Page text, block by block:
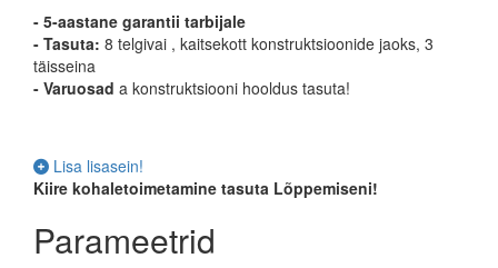
- 5-aastane garantii tarbijale
- Tasuta: 8 telgivai , kaitsekott konstruktsioonide jaoks, 3
täisseina
- Varuosad a konstruktsiooni hooldus tasuta!
Lisa lisasein!
Kiire kohaletoimetamine tasuta Lõppemiseni!
Parameetrid